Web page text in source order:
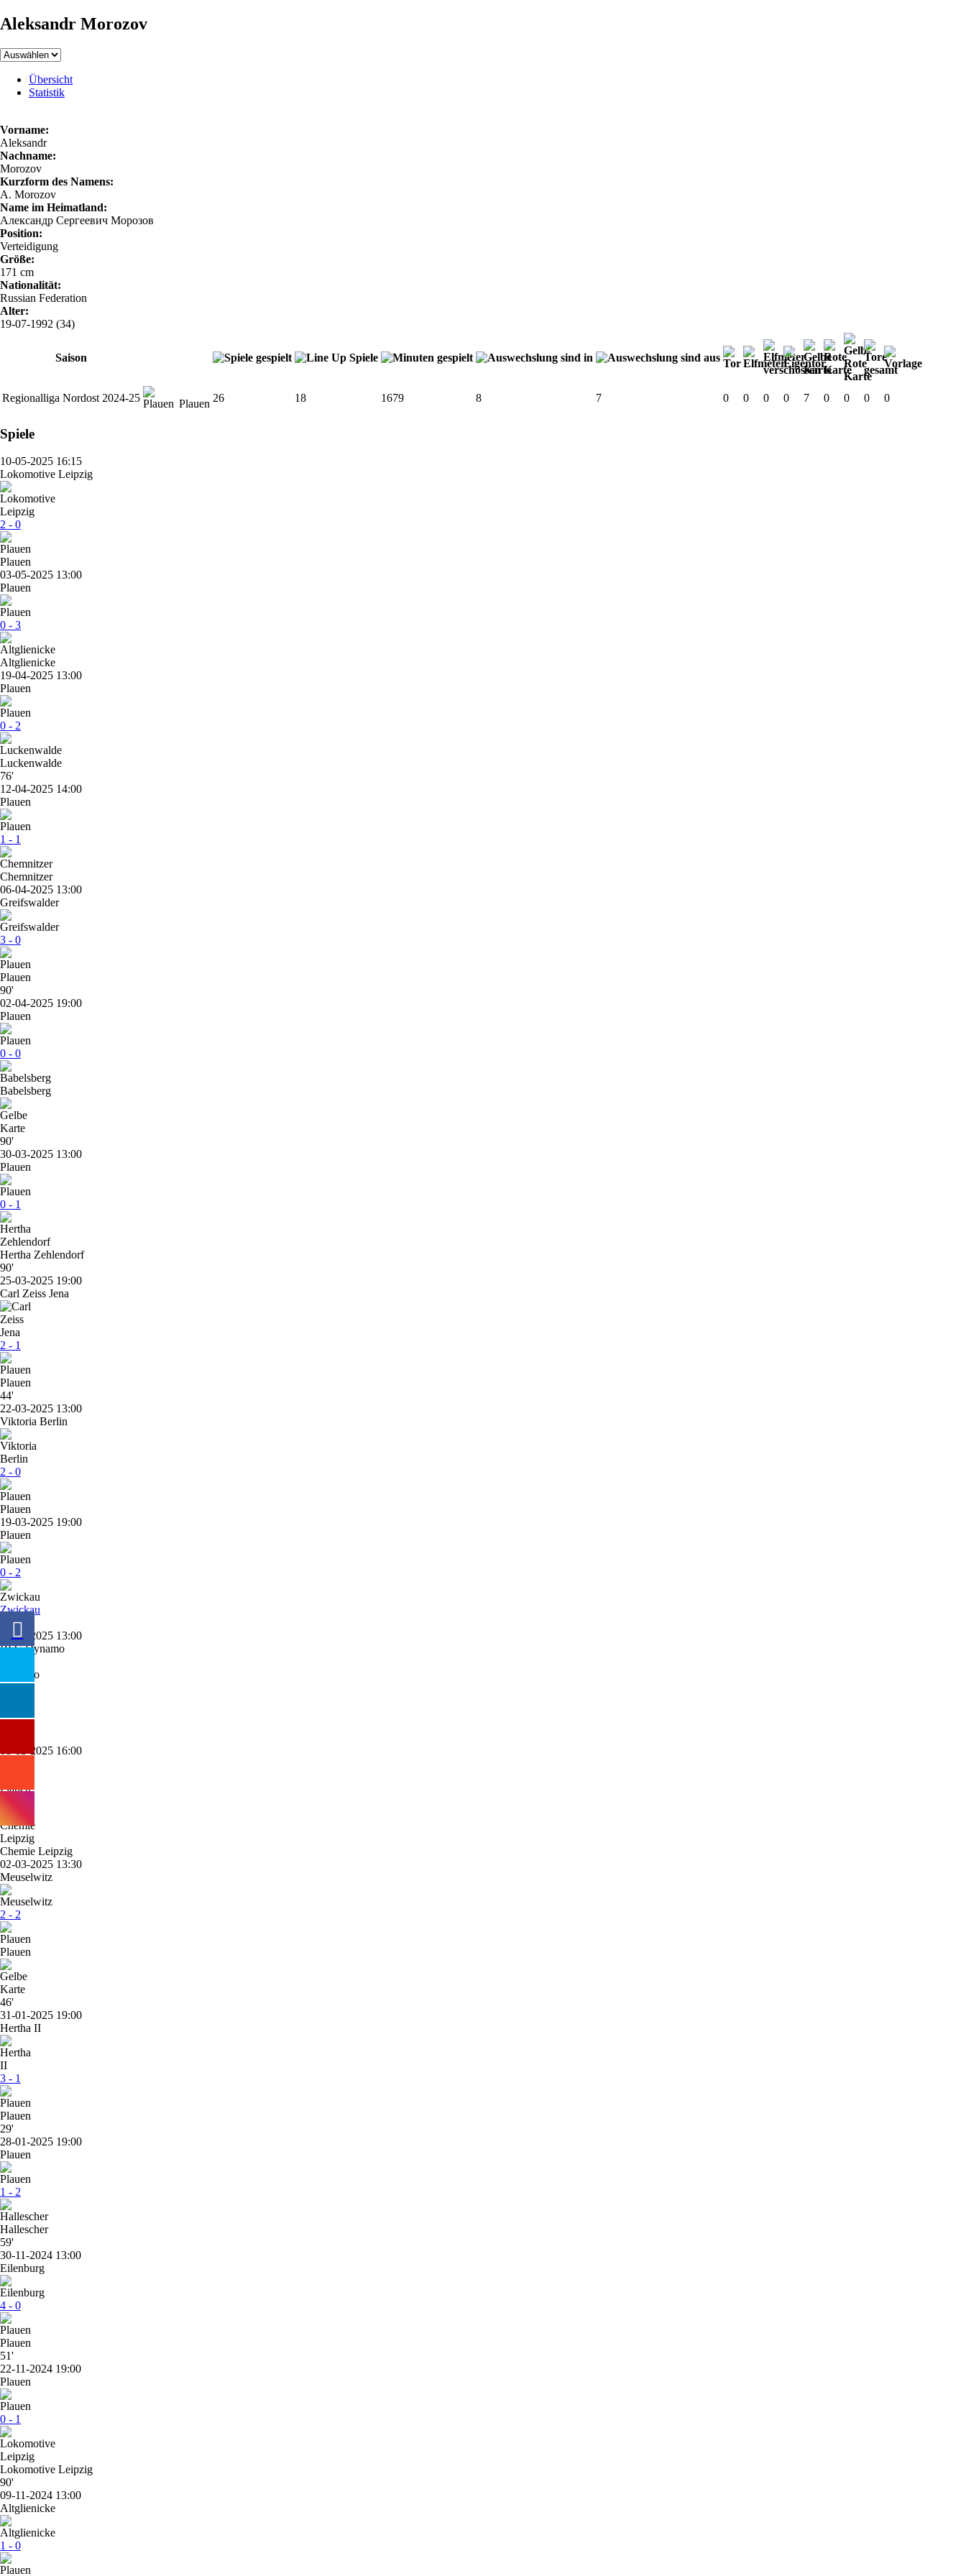
Aleksandr Morozov
Übersicht
Statistik
Vorname:
Aleksandr
Nachname:
Morozov
Kurzform des Namens:
A. Morozov
Name im Heimatland:
Александр Сергеевич Морозов
Position:
Verteidigung
Größe:
171 cm
Nationalität:
Russian Federation
Alter:
19-07-1992 (34)
Saison
Regionalliga Nordost 2024-25 Plauen 26 18 1679 8 7 0 0 0 0 7 0 0 0 0
Spiele
10-05-2025 16:15
Lokomotive Leipzig
2 - 0
Plauen
03-05-2025 13:00
Plauen
0 - 3
Altglienicke
19-04-2025 13:00
Plauen
0 - 2
Luckenwalde
76'
12-04-2025 14:00
Plauen
1 - 1
Chemnitzer
06-04-2025 13:00
Greifswalder
3 - 0
Plauen
90'
02-04-2025 19:00
Plauen
0 - 0
Babelsberg
90'
30-03-2025 13:00
Plauen
0 - 1
Hertha Zehlendorf
90'
25-03-2025 19:00
Carl Zeiss Jena
2 - 1
Plauen
44'
22-03-2025 13:00
Viktoria Berlin
2 - 0
Plauen
19-03-2025 19:00
Plauen
0 - 2
Zwickau
18'
15-03-2025 13:00
BFC Dynamo
3 - 1
08-03-2025 16:00
1 - 2
Chemie Leipzig
02-03-2025 13:30
Meuselwitz
2 - 2
Plauen
46'
31-01-2025 19:00
Hertha II
3 - 1
Plauen
29'
28-01-2025 19:00
Plauen
1 - 2
Hallescher
59'
30-11-2024 13:00
Eilenburg
4 - 0
Plauen
51'
22-11-2024 19:00
Plauen
0 - 1
Lokomotive Leipzig
90'
09-11-2024 13:00
Altglienicke
1 - 0